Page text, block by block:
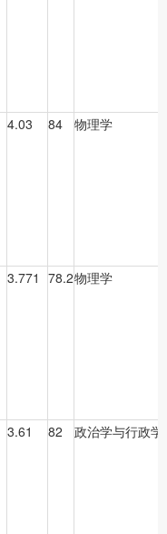
4.03 84 物理学
3.771 78.2物理学
3.61 82 政治学与行政学